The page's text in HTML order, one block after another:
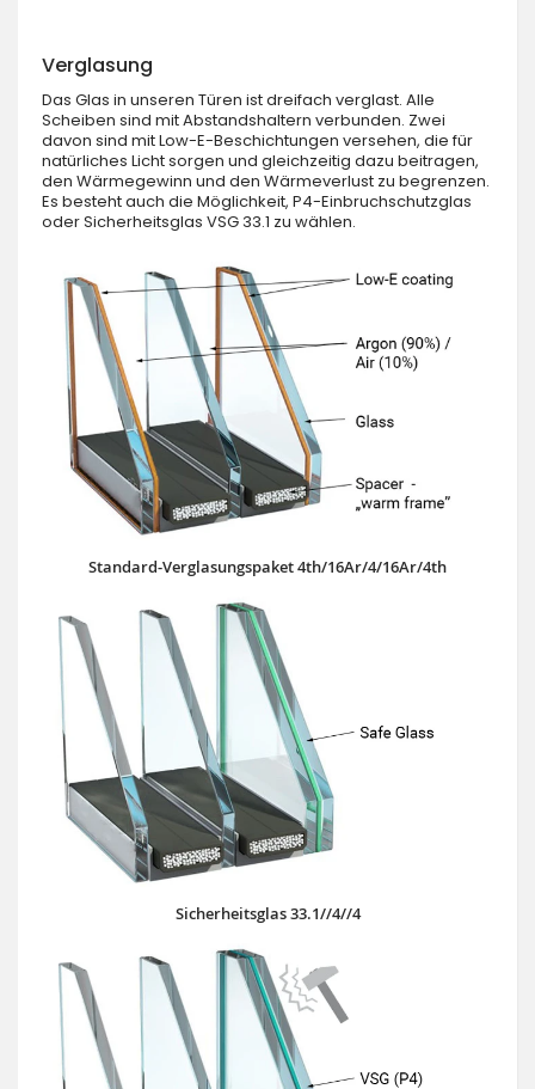
Verglasung
Das Glas in unseren Türen ist dreifach verglast. Alle
Scheiben sind mit Abstandshaltern verbunden. Zwei
davon sind mit Low-E-Beschichtungen versehen, die für
natürliches Licht sorgen und gleichzeitig dazu beitragen,
den Wärmegewinn und den Wärmeverlust zu begrenzen.
Es besteht auch die Möglichkeit, P4-Einbruchschutzglas
oder Sicherheitsglas VSG 33.1 zu wählen.
Standard-Verglasungspaket 4th/16Ar/4/16Ar/4th
Sicherheitsglas 33.1//4//4